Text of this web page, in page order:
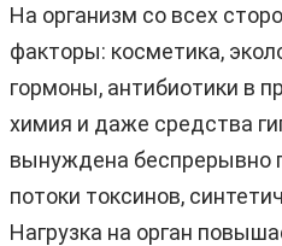
На организм со всех
факторы: косметика,
гормоны, антибиотики в
химия и даже средства
вынуждена беспрерывно
потоки токсинов,
Нагрузка на орган